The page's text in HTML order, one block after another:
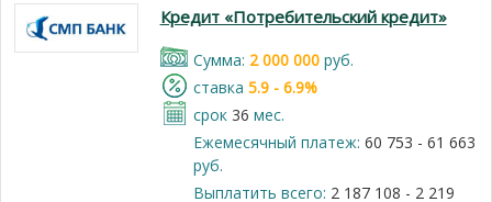
Кредит «Потребительский кредит»
Cумма: 2 000 000руб.
cтавка 5.9 - 6.9%
срок 36 мес.
Ежемесячный платеж: 60 753 - 61 663
руб.
Выплатить всего: 2 187 108 - 2 219